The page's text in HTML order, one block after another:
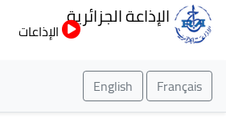
إلى
الإذاعة الجزائرية
الإذاعات
Français
English